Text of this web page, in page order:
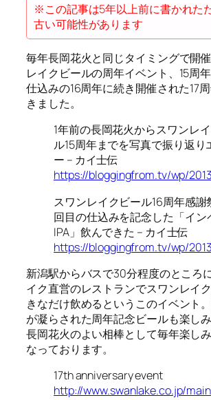
※この記事は5年以上前に書かれた
古い可能性があります
毎年長岡花火と同じタイミングで開
レイクビールの周年イベント、15周
仕込みの16周年に続き開催された17
きました。
1年前の長岡花火からスワンレ
ル15周年までを写真で振り返り
ー – カイ士伝
https://bloggingfrom.tv/wp/
スワンレイクビール16周年感謝
回目の仕込みを記念した「イン
IPA」飲んできた – カイ士伝
https://bloggingfrom.tv/wp/
新潟駅からバスで30分程度のところ
イク直営のレストランでスワンレイ
きなだけ飲めるというこのイベント
が凝らされた周年記念ビールも楽し
長岡花火のよい相棒として毎年楽し
なっております。
17th anniversary event
http://www.swanlake.co.jp/